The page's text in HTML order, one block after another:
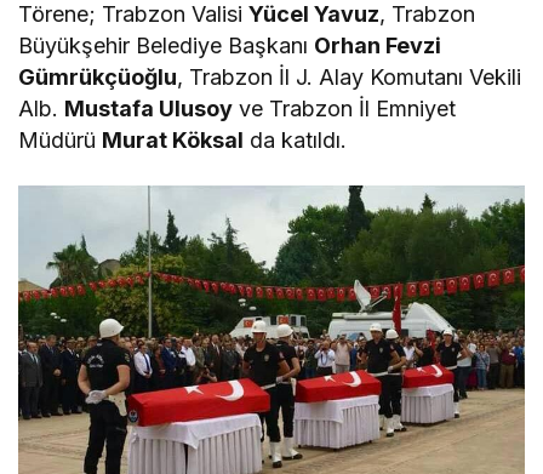
Törene; Trabzon ValisiYücel Yavuz, Trabzon
Büyükşehir Belediye Başkanı Orhan Fevzi
Gümrükçüoğlu, Trabzon İl J. Alay Komutanı Vekili
Alb. Mustafa Ulusoy ve Trabzon İl Emniyet
Müdürü Murat Köksal da katıldı.